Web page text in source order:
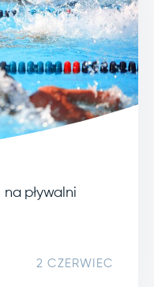
pływalni
2 CZERWIEC